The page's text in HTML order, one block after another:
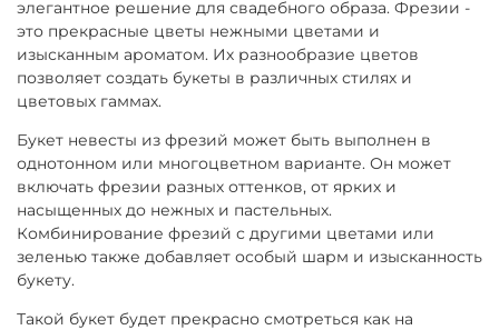
элегантное решение для свадебного образа. Фрезии -
это прекрасные цветы нежными цветами и
изысканным ароматом. Их разнообразие цветов
позволяет создать букеты в различных стилях и
цветовых гаммах.
Букет невесты из фрезий может быть выполнен в
однотонном или многоцветном варианте. Он может
включать фрезии разных оттенков, от ярких и
насыщенных до нежных и пастельных.
Комбинирование фрезий с другими цветами или
зеленью также добавляет особый шарм и изысканность
букету.
Такой букет будет прекрасно смотреться как на